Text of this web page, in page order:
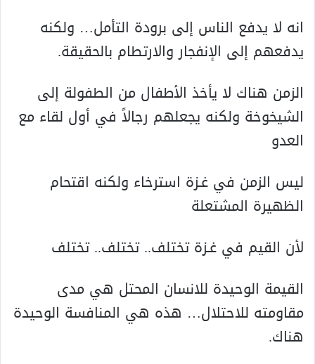
انه لا يدفع الناس إلى برودة التأمل… ولکنه
يدفعهم إلى الإنفجار والارتطام بالحقيقة.
الزمن هناك لا يأخذ الأطفال من الطفولة إلى
الشيخوخة ولکنه يجعلهم رجالاً في أول لقاء مع
العدو
ليس الزمن في غـزة استرخاء ولكنه اقتحام
الظهيرة المشتعلة
لأن القيم في غـزة تختلف.. تختلف.. تختلف
القيمة الوحيدة للانسان المحتل هي مدى
مقاومته للاحتلال… هذه هي المنافسة الوحيدة
هناك.